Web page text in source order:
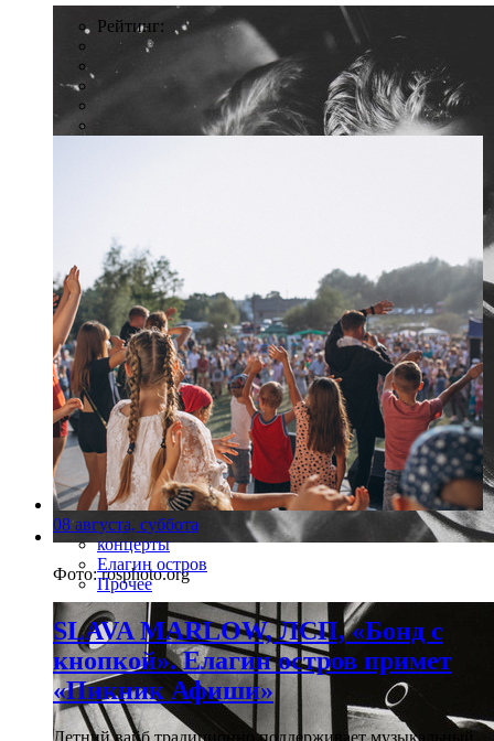
Фото: rosphoto.org
Рейтинг:
08 августа, суббота
концерты
Елагин остров
Прочее
SLAVA MARLOW, ЛСП, «Бонд с
кнопкой». Елагин остров примет
«Пикник Афиши»
Летний вайб традиционно поддерживает музыкальный